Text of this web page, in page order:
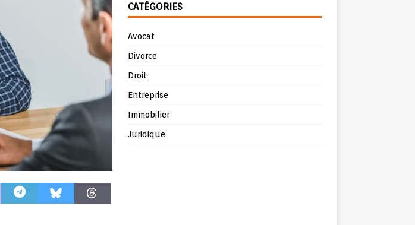
CATÉGORIES
Avocat
Divorce
Droit
Entreprise
Immobilier
Juridique